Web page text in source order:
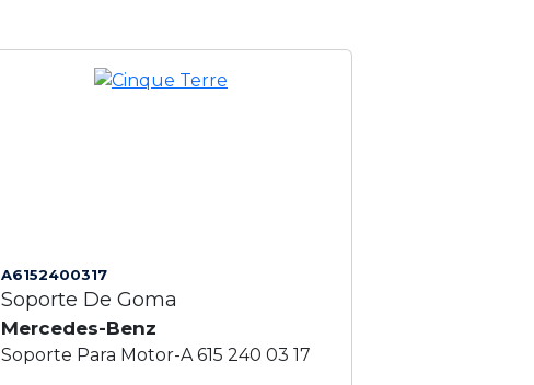
A6152400317
Soporte De Goma
Mercedes-Benz
Soporte Para Motor-A 615 240 03 17